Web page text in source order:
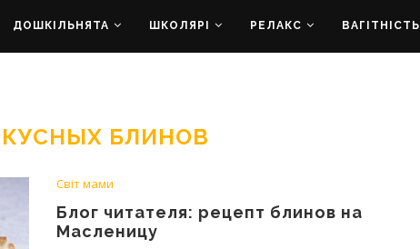
ДОШКІЛЬНЯТА ШКОЛЯРІ РЕЛАКС ВАГІТНІСТЬ
БЛИНОВ
Світ мами
Блог читателя: рецепт блинов на
Масленицу